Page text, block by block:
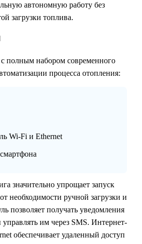
автономную работу без
загрузки топлива.
с полным набором современного
процесса отопления:
Wi-Fi и Ethernet
значительно упрощает запуск
необходимости ручной загрузки и
позволяет получать уведомления
управлять им через SMS. Интернет-
обеспечивает удаленный доступ